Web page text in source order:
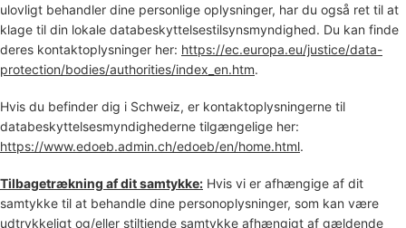
ulovligt behandler dine personlige oplysninger, har du også ret til at
klage til din lokale databeskyttelsestilsynsmyndighed. Du kan finde
deres kontaktoplysninger her: https://ec.europa.eu/justice/data-
protection/bodies/authorities/index_en.htm.
Hvis du befinder dig i Schweiz, er kontaktoplysningerne til
databeskyttelsesmyndighederne tilgængelige her:
https://www.edoeb.admin.ch/edoeb/en/home.html.
Tilbagetrækning af dit samtykke: Hvis vi er afhængige af dit
samtykke til at behandle dine personoplysninger, som kan være
udtrykkeligt og/eller stiltiende samtykke afhængigt af gældende